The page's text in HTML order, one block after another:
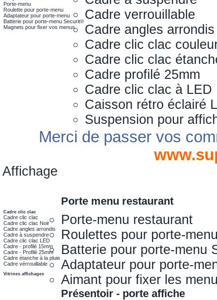
Porte-menu
Roulette pour porte-menu
Adaptateur pour porte-menu
Batterie pour porte-menu Securit®
Magnets pour fixer vos menus
Cadre verrouillable
Cadre angles arrondis
Cadre clic clac
Cadre clic clac
Cadre profilé 25mm
Cadre clic clac à LED
Caisson rétro éclairé
Suspension pour
Merci de passer vos
Affichage
Cadre clic clac
Cadre clic clac
Cadre clic clac Noir
Cadre angles arrondis
Cadre à suspendre
Cadre clic clac LED
Cadre - profilé 15mm
Cadre - Profilé 25mm
Cadre étanche à la pluie
Cadre vérrouillable
Vitrines affichages
Porte menu restaurant
Porte-menu restaurant
Roulettes pour porte-
Batterie pour porte-menu
Adaptateur pour porte-
Aimant pour fixer les
Présentoir - porte affiche